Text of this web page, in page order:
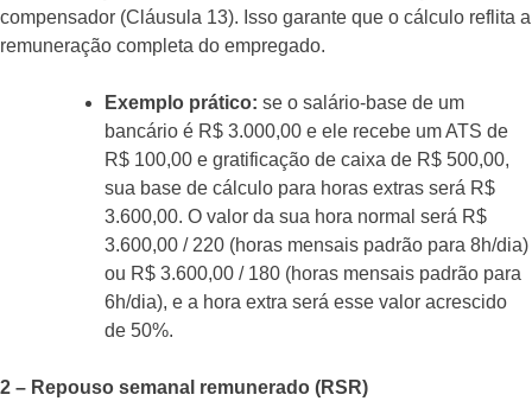
compensador (Cláusula 13). Isso garante que o cálculo reflita a
remuneração completa do empregado.
Exemplo prático: se o salário-base de um
bancário é R$ 3.000,00 e ele recebe um ATS de
R$ 100,00 e gratificação de caixa de R$ 500,00,
sua base de cálculo para horas extras será R$
3.600,00. O valor da sua hora normal será R$
3.600,00 / 220 (horas mensais padrão para 8h/dia)
ou R$ 3.600,00 / 180 (horas mensais padrão para
6h/dia), e a hora extra será esse valor acrescido
de 50%.
2 – Repouso semanal remunerado (RSR)